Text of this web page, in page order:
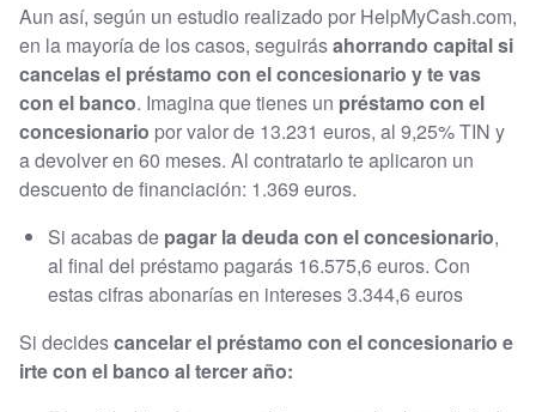
Aun así, según un estudio realizado por HelpMyCash.com,
en la mayoría de los casos, seguirásahorrando capital si
cancelas el préstamo con el concesionario y te vas
con el banco. Imagina que tienes un préstamo con el
concesionario por valor de 13.231 euros, al 9,25% TIN y
a devolver en 60 meses. Al contratarlo te aplicaron un
descuento de financiación: 1.369 euros.
Si acabas de pagar la deuda con el concesionario,
al final del préstamo pagarás 16.575,6 euros. Con
estas cifras abonarías en intereses 3.344,6 euros
Si decidescancelar el préstamo con el concesionario e
irte con el banco al tercer año: